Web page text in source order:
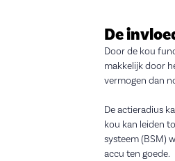
De
Door de kou
makkelijk door
vermogen dan
De actieradius
kou kan leiden
systeem (BSM)
accu ten goede.